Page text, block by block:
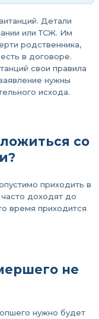
Детали
или ТСЖ. Им
родственника,
в договоре.
свои правила
нужны
исхода.
со
приходить в
доходят до
время приходится
не
нужно будет